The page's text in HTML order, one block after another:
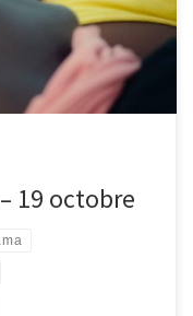
19 octobre